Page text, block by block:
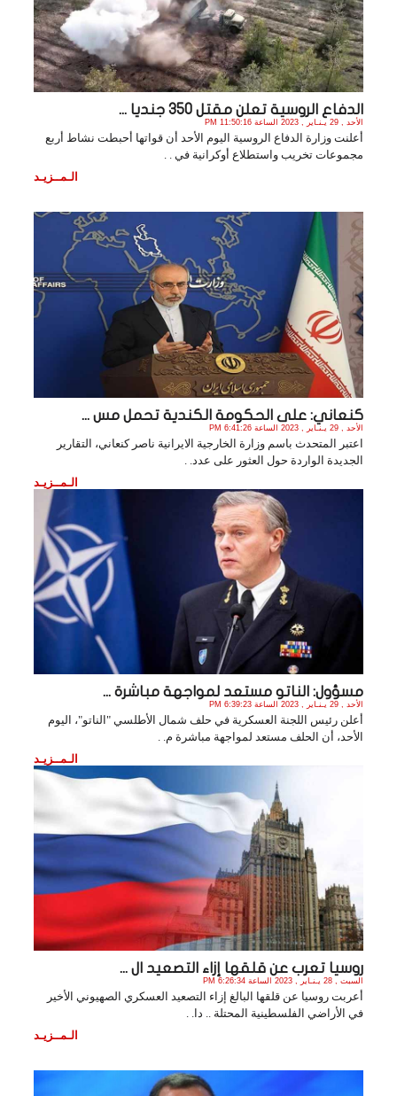
الدفاع الروسية تعلن مقتل 350 جنديا ...
الأحد , 29 يـنـاير , 2023 الساعة 11:50:16 PM
أعلنت وزارة الدفاع الروسية اليوم الأحد أن قواتها أحبطت نشاط أربع
مجموعات تخريب واستطلاع أوكرانية في . .
الـمــزيـد
كنعاني: على الحكومة الكندية تحمل مس ...
الأحد , 29 يـنـاير , 2023 الساعة 6:41:26 PM
اعتبر المتحدث باسم وزارة الخارجية الايرانية ناصر كنعاني، التقارير
الجديدة الواردة حول العثور على عدد. .
الـمــزيـد
مسؤول: الناتو مستعد لمواجهة مباشرة ...
الأحد , 29 يـنـاير , 2023 الساعة 6:39:23 PM
أعلن رئيس اللجنة العسكرية في حلف شمال الأطلسي "الناتو"، اليوم
الأحد، أن الحلف مستعد لمواجهة مباشرة م. .
الـمــزيـد
روسيا تعرب عن قلقها إزاء التصعيد ال ...
السبت , 28 يـنـاير , 2023 الساعة 6:26:34 PM
أعربت روسيا عن قلقها البالغ إزاء التصعيد العسكري الصهيوني الأخير
في الأراضي الفلسطينية المحتلة .. دا. .
الـمــزيـد